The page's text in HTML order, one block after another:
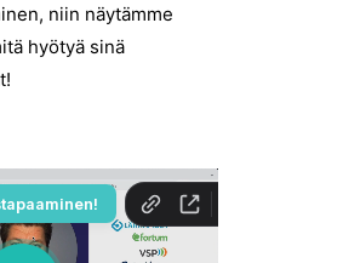
niin näytämme
hyötyä sinä